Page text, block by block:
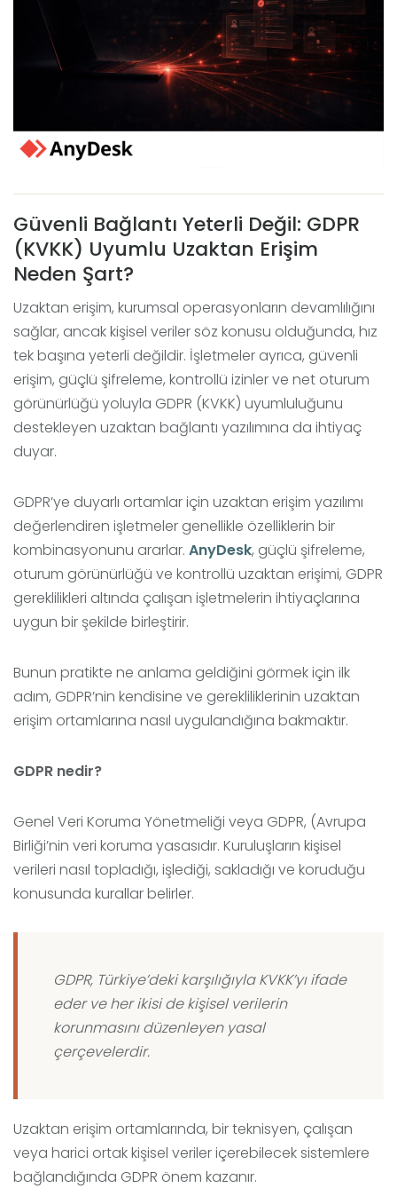
Güvenli Bağlantı Yeterli Değil: GDPR
(KVKK) Uyumlu Uzaktan Erişim
Neden Şart?
Uzaktan erişim, kurumsal operasyonların devamlılığını
sağlar, ancak kişisel veriler söz konusu olduğunda, hız
tek başına yeterli değildir. İşletmeler ayrıca, güvenli
erişim, güçlü şifreleme, kontrollü izinler ve net oturum
görünürlüğü yoluyla GDPR (KVKK) uyumluluğunu
destekleyen uzaktan bağlantı yazılımına da ihtiyaç
duyar.
GDPR’ye duyarlı ortamlar için uzaktan erişim yazılımı
değerlendiren işletmeler genellikle özelliklerin bir
kombinasyonunu ararlar. AnyDesk, güçlü şifreleme,
oturum görünürlüğü ve kontrollü uzaktan erişimi, GDPR
gereklilikleri altında çalışan işletmelerin ihtiyaçlarına
uygun bir şekilde birleştirir.
Bunun pratikte ne anlama geldiğini görmek için ilk
adım, GDPR’nin kendisine ve gerekliliklerinin uzaktan
erişim ortamlarına nasıl uygulandığına bakmaktır.
GDPR nedir?
Genel Veri Koruma Yönetmeliği veya GDPR, (Avrupa
Birliği’nin veri koruma yasasıdır. Kuruluşların kişisel
verileri nasıl topladığı, işlediği, sakladığı ve koruduğu
konusunda kurallar belirler.
GDPR, Türkiye’deki karşılığıyla KVKK’yı ifade
eder ve her ikisi de kişisel verilerin
korunmasını düzenleyen yasal
çerçevelerdir.
Uzaktan erişim ortamlarında, bir teknisyen, çalışan
veya harici ortak kişisel veriler içerebilecek sistemlere
bağlandığında GDPR önem kazanır.